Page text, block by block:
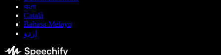
বাংলা
Català
Bahasa Melayu
اردو